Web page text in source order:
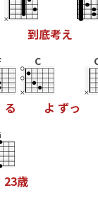
到底考え
る
C
よ ずっ
23歳